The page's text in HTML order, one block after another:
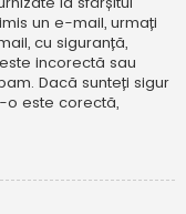
un e-mail, urmați
cu siguranță,
incorectă sau
Dacă sunteți sigur
este corectă,